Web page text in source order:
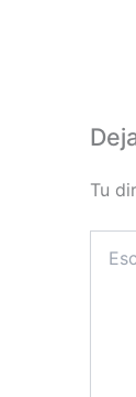
Tu
aquí...